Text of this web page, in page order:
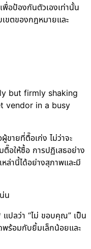
อป้องกันตัวเองเท่านั้น
เขตของกฎหมายและ
but firmly shaking
vendor in a busy
ขายที่ตื๊อเก่ง ไม่ว่าจะ
อให้ซื้อ การปฏิเสธอย่าง
ล่านี้ได้อย่างสุภาพและมี
น
ปลว่า “ไม่ ขอบคุณ” เป็น
พร้อมกับยิ้มเล็กน้อยและ